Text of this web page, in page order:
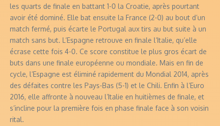
les quarts de finale en battant 1-0 la Croatie, après pourtant
avoir été dominé. Elle bat ensuite la France (2-0) au bout d’un
match fermé, puis écarte le Portugal aux tirs au but suite à un
match sans but. L’Espagne retrouve en finale l’Italie, qu’elle
écrase cette fois 4-0. Ce score constitue le plus gros écart de
buts dans une finale européenne ou mondiale. Mais en fin de
cycle, l’Espagne est éliminé rapidement du Mondial 2014, après
des défaites contre les Pays-Bas (5-1) et le Chili. Enfin à l’Euro
2016, elle affronte à nouveau l’Italie en huitièmes de finale, et
s’incline pour la première fois en phase finale face à son voisin
rital.